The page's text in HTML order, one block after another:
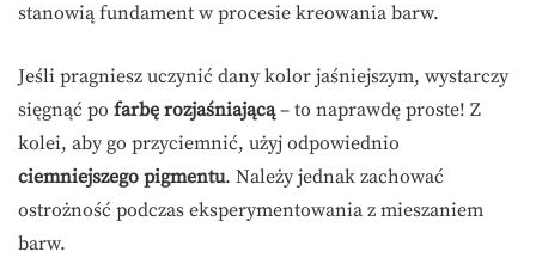
stanowią fundament w procesie kreowania barw.
Jeśli pragniesz uczynić dany kolor jaśniejszym, wystarczy
sięgnąć po farbę rozjaśniającą– to naprawdę proste! Z
kolei, aby go przyciemnić, użyj odpowiednio
ciemniejszego pigmentu. Należy jednak zachować
ostrożność podczas eksperymentowania z mieszaniem
barw.